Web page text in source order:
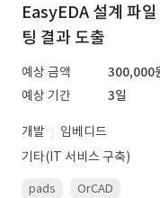
EasyEDA 설계 파
팅 결과 도출
예상 금액
300,000
예상 기간
3일
개발
임베디드
기타(IT 서비스 구축)
pads OrCAD